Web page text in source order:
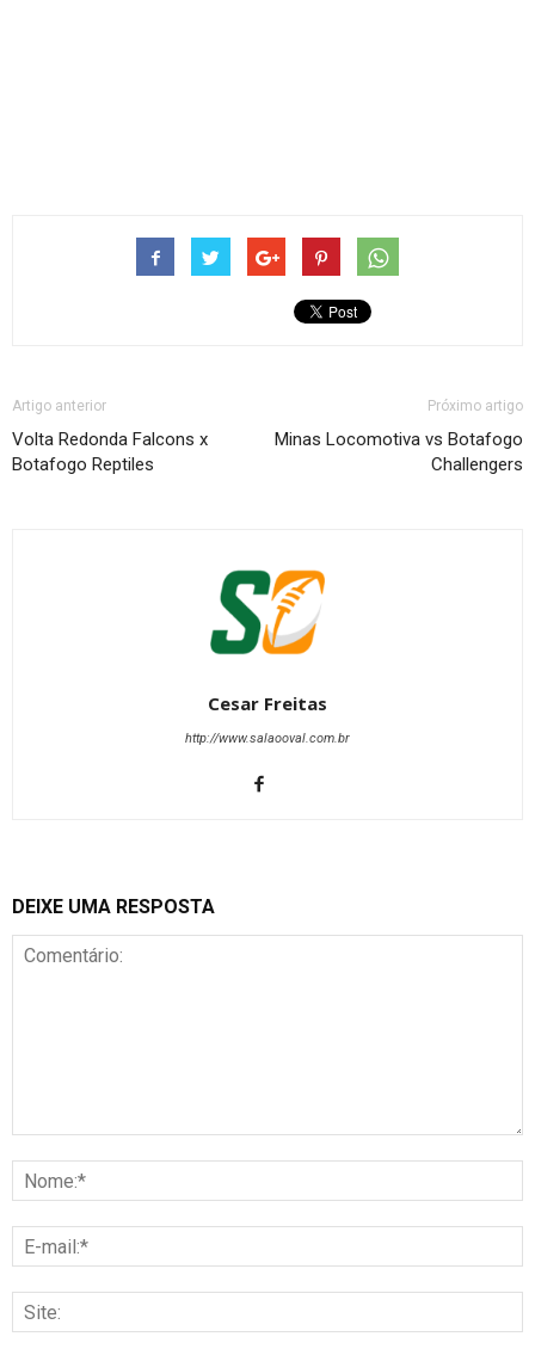
Artigo anterior
Volta Redonda Falcons x
Botafogo Reptiles
Próximo artigo
Minas Locomotiva vs Botafogo
Challengers
Cesar Freitas
http://www.salaooval.com.br
DEIXE UMA RESPOSTA